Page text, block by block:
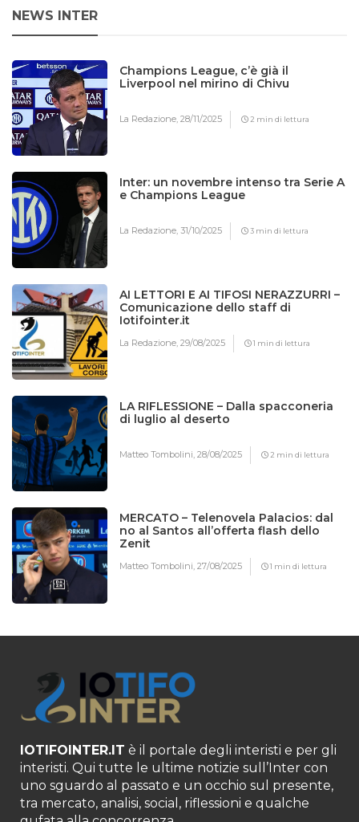
NEWS INTER
Champions League, c’è già il
Liverpool nel mirino di Chivu
La Redazione,28/11/2025 2 min di lettura
Inter: un novembre intenso tra Serie A
e Champions League
La Redazione,31/10/2025 3 min di lettura
AI LETTORI E AI TIFOSI NERAZZURRI –
Comunicazione dello staff di
Iotifointer.it
La Redazione,29/08/2025 1 min di lettura
LA RIFLESSIONE – Dalla spacconeria
di luglio al deserto
Matteo Tombolini,28/08/2025 2 min di lettura
MERCATO – Telenovela Palacios: dal
no al Santos all’offerta flash dello
Zenit
Matteo Tombolini,27/08/2025 1 min di lettura
IOTIFOINTER.IT è il portale degli interisti e per gli
interisti. Qui tutte le ultime notizie sull’Inter con
uno sguardo al passato e un occhio sul presente,
tra mercato, analisi, social, riflessioni e qualche